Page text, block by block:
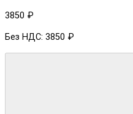
3850 ₽
Без НДС: 3850 ₽